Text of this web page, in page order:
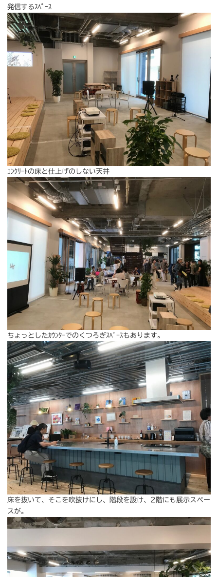
発信するｽﾍﾟｰｽ
ｺﾝｸﾘｰﾄの床と仕上げのしない天井
ちょっとしたｶｳﾝﾀｰでのくつろぎｽﾍﾟｰｽもあります。
床を抜いて、そこを吹抜けにし、階段を設け、2階にも展示スペー
スが。